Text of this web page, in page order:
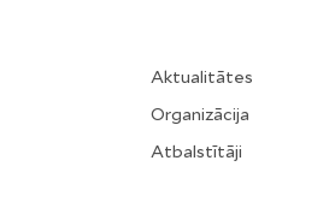
Aktualitātes
Organizācija
Atbalstītāji